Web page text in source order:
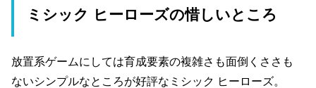
ミシック ヒーローズの惜しいところ
放置系ゲームにしては育成要素の複雑さも面倒くささも
ないシンプルなところが好評なミシック ヒーローズ。